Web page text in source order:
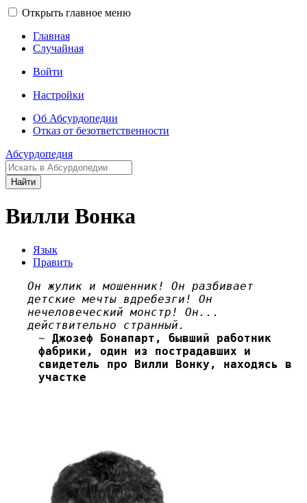
Открыть главное меню
Главная
Случайная
Войти
Настройки
Об Абсурдопедии
Отказ от безответственности
Абсурдопедия
Найти
Вилли Вонка
Язык
Править
Он жулик и мошенник! Он разбивает
детские мечты вдребезги! Он
нечеловеческий монстр! Он...
действительно странный.
~ Джозеф Бонапарт, бывший работник
фабрики, один из пострадавших и
свидетель про Вилли Вонку, находясь в
участке